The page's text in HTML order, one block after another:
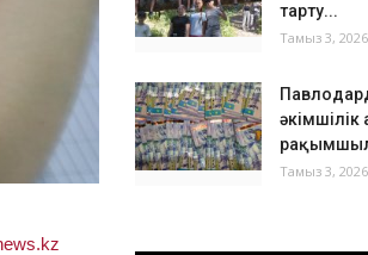
тарту...
Тамыз 3, 2026
Тамыз 3, 2026